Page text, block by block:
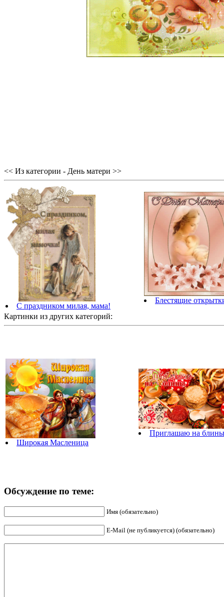
<< Из категории - День матери >>
С праздником милая, мама!
Блестящие
Картинки из других категорий:
Широкая Масленица
Приглашаю на блины
Обсуждение по теме:
Имя (обязательно)
E-Mail (не публикуется) (обязательно)